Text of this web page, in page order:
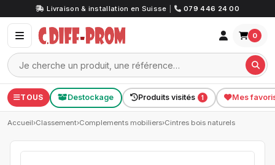
Livraison & installation en Suisse 079 446 24 00
0
TOUS Destockage Produits visités 1 Mes
Accueil›Classement›Complements mobiliers›Cintres bois naturels